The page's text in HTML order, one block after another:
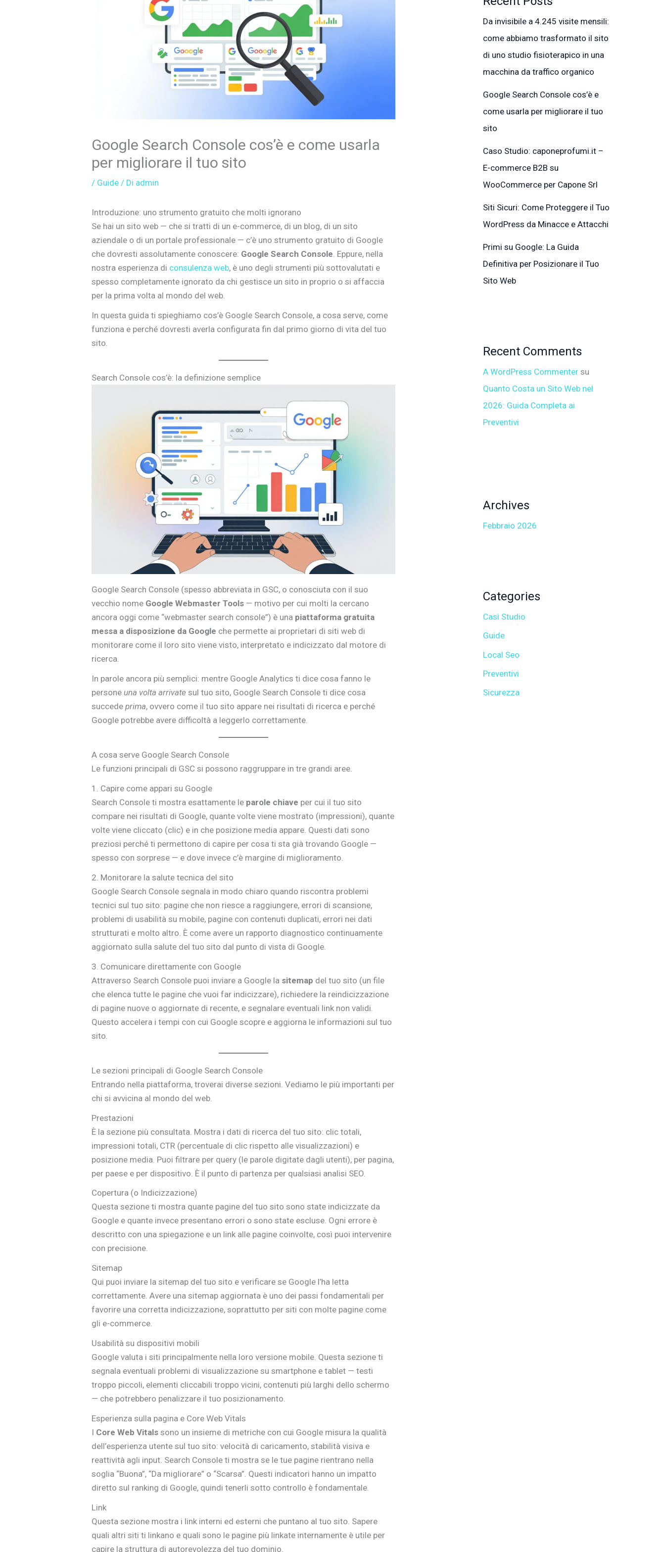
Google Search Console cos’è e come usarla
per migliorare il tuo sito
/ Guide / Di admin
Introduzione: uno strumento gratuito che molti ignorano
Se hai un sito web — che si tratti di un e-commerce, di un blog, di un sito
aziendale o di un portale professionale — c’è uno strumento gratuito di Google
che dovresti assolutamente conoscere: Google Search Console . Eppure, nella
nostra esperienza di consulenza web, è uno degli strumenti più sottovalutati e
spesso completamente ignorato da chi gestisce un sito in proprio o si affaccia
per la prima volta al mondo del web.
In questa guida ti spieghiamo cos’è Google Search Console, a cosa serve, come
funziona e perché dovresti averla configurata fin dal primo giorno di vita del tuo
sito.
Search Console cos’è: la definizione semplice
Google Search Console (spesso abbreviata in GSC, o conosciuta con il suo
vecchio nome Google Webmaster Tools — motivo per cui molti la cercano
ancora oggi come “webmaster search console”) è una piattaforma gratuita
messa a disposizione da Google che permette ai proprietari di siti web di
monitorare come il loro sito viene visto, interpretato e indicizzato dal motore di
ricerca.
In parole ancora più semplici: mentre Google Analytics ti dice cosa fanno le
persone una volta arrivate sul tuo sito, Google Search Console ti dice cosa
succedeprima, ovvero come il tuo sito appare nei risultati di ricerca e perché
Google potrebbe avere difficoltà a leggerlo correttamente.
A cosa serve Google Search Console
Le funzioni principali di GSC si possono raggruppare in tre grandi aree.
1. Capire come appari su Google
Search Console ti mostra esattamente le parole chiave per cui il tuo sito
compare nei risultati di Google, quante volte viene mostrato (impressioni), quante
volte viene cliccato (clic) e in che posizione media appare. Questi dati sono
preziosi perché ti permettono di capire per cosa ti sta già trovando Google —
spesso con sorprese — e dove invece c’è margine di miglioramento.
2. Monitorare la salute tecnica del sito
Google Search Console segnala in modo chiaro quando riscontra problemi
tecnici sul tuo sito: pagine che non riesce a raggiungere, errori di scansione,
problemi di usabilità su mobile, pagine con contenuti duplicati, errori nei dati
strutturati e molto altro. È come avere un rapporto diagnostico continuamente
aggiornato sulla salute del tuo sito dal punto di vista di Google.
3. Comunicare direttamente con Google
Attraverso Search Console puoi inviare a Google la sitemap del tuo sito (un file
che elenca tutte le pagine che vuoi far indicizzare), richiedere la reindicizzazione
di pagine nuove o aggiornate di recente, e segnalare eventuali link non validi.
Questo accelera i tempi con cui Google scopre e aggiorna le informazioni sul tuo
sito.
Le sezioni principali di Google Search Console
Entrando nella piattaforma, troverai diverse sezioni. Vediamo le più importanti per
chi si avvicina al mondo del web.
Prestazioni
È la sezione più consultata. Mostra i dati di ricerca del tuo sito: clic totali,
impressioni totali, CTR (percentuale di clic rispetto alle visualizzazioni) e
posizione media. Puoi filtrare per query (le parole digitate dagli utenti), per pagina,
per paese e per dispositivo. È il punto di partenza per qualsiasi analisi SEO.
Copertura (o Indicizzazione)
Questa sezione ti mostra quante pagine del tuo sito sono state indicizzate da
Google e quante invece presentano errori o sono state escluse. Ogni errore è
descritto con una spiegazione e un link alle pagine coinvolte, così puoi intervenire
con precisione.
Sitemap
Qui puoi inviare la sitemap del tuo sito e verificare se Google l’ha letta
correttamente. Avere una sitemap aggiornata è uno dei passi fondamentali per
favorire una corretta indicizzazione, soprattutto per siti con molte pagine come
gli e-commerce.
Usabilità su dispositivi mobili
Google valuta i siti principalmente nella loro versione mobile. Questa sezione ti
segnala eventuali problemi di visualizzazione su smartphone e tablet — testi
troppo piccoli, elementi cliccabili troppo vicini, contenuti più larghi dello schermo
— che potrebbero penalizzare il tuo posizionamento.
Esperienza sulla pagina e Core Web Vitals
I Core Web Vitals sono un insieme di metriche con cui Google misura la qualità
dell’esperienza utente sul tuo sito: velocità di caricamento, stabilità visiva e
reattività agli input. Search Console ti mostra se le tue pagine rientrano nella
soglia “Buona”, “Da migliorare” o “Scarsa”. Questi indicatori hanno un impatto
diretto sul ranking di Google, quindi tenerli sotto controllo è fondamentale.
Link
Questa sezione mostra i link interni ed esterni che puntano al tuo sito. Sapere
quali altri siti ti linkano e quali sono le pagine più linkate internamente è utile per
capire la struttura di autorevolezza del tuo dominio.
Da invisibile a 4.245 visite mensili:
come abbiamo trasformato il sito
di uno studio fisioterapico in una
macchina da traffico organico
Google Search Console cos’è e
come usarla per migliorare il tuo
sito
Caso Studio: caponeprofumi.it –
E-commerce B2B su
WooCommerce per Capone Srl
Siti Sicuri: Come Proteggere il Tuo
WordPress da Minacce e Attacchi
Primi su Google: La Guida
Definitiva per Posizionare il Tuo
Sito Web
Recent Comments
A WordPress Commenter su
Quanto Costa un Sito Web nel
2026: Guida Completa ai
Preventivi
Archives
Febbraio 2026
Categories
Casi Studio
Guide
Local Seo
Preventivi
Sicurezza